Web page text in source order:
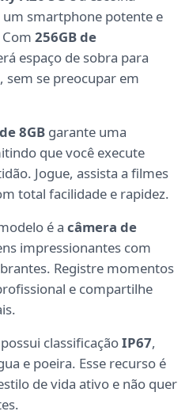
smartphone potente e
256GB de
espaço de sobra para
sem se preocupar em
8GB garante uma
que você execute
Jogue, assista a filmes
total facilidade e rapidez.
é a câmera de
impressionantes com
Registre momentos
e compartilhe
classificaçãoIP67,
e poeira. Esse recurso é
de vida ativo e não quer